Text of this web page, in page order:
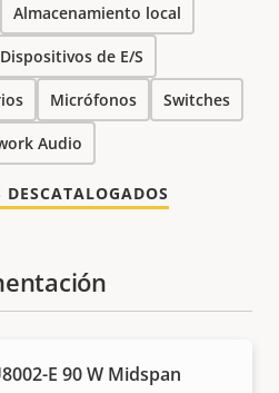
Almacenamiento local
Dispositivos de E/S
Micrófonos Switches
Audio
E 90 W Midspan